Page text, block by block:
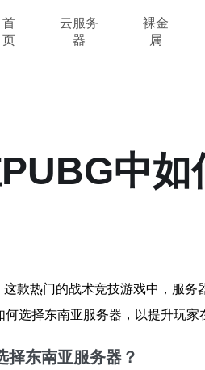
首
页
云服务
器
裸金
属
中如
款热门的战术竞技游戏中，服务
选择东南亚服务器，以提升玩
择东南亚服务器？